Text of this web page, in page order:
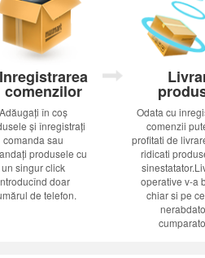
Inregistrarea
comenzilor
Adăugați în coș
și înregistrați
comanda sau
produsele cu
un singur click
doar
de telefon.
Odata cu
comenzii
profitati de
ridicati
operative v-a
chiar si pe